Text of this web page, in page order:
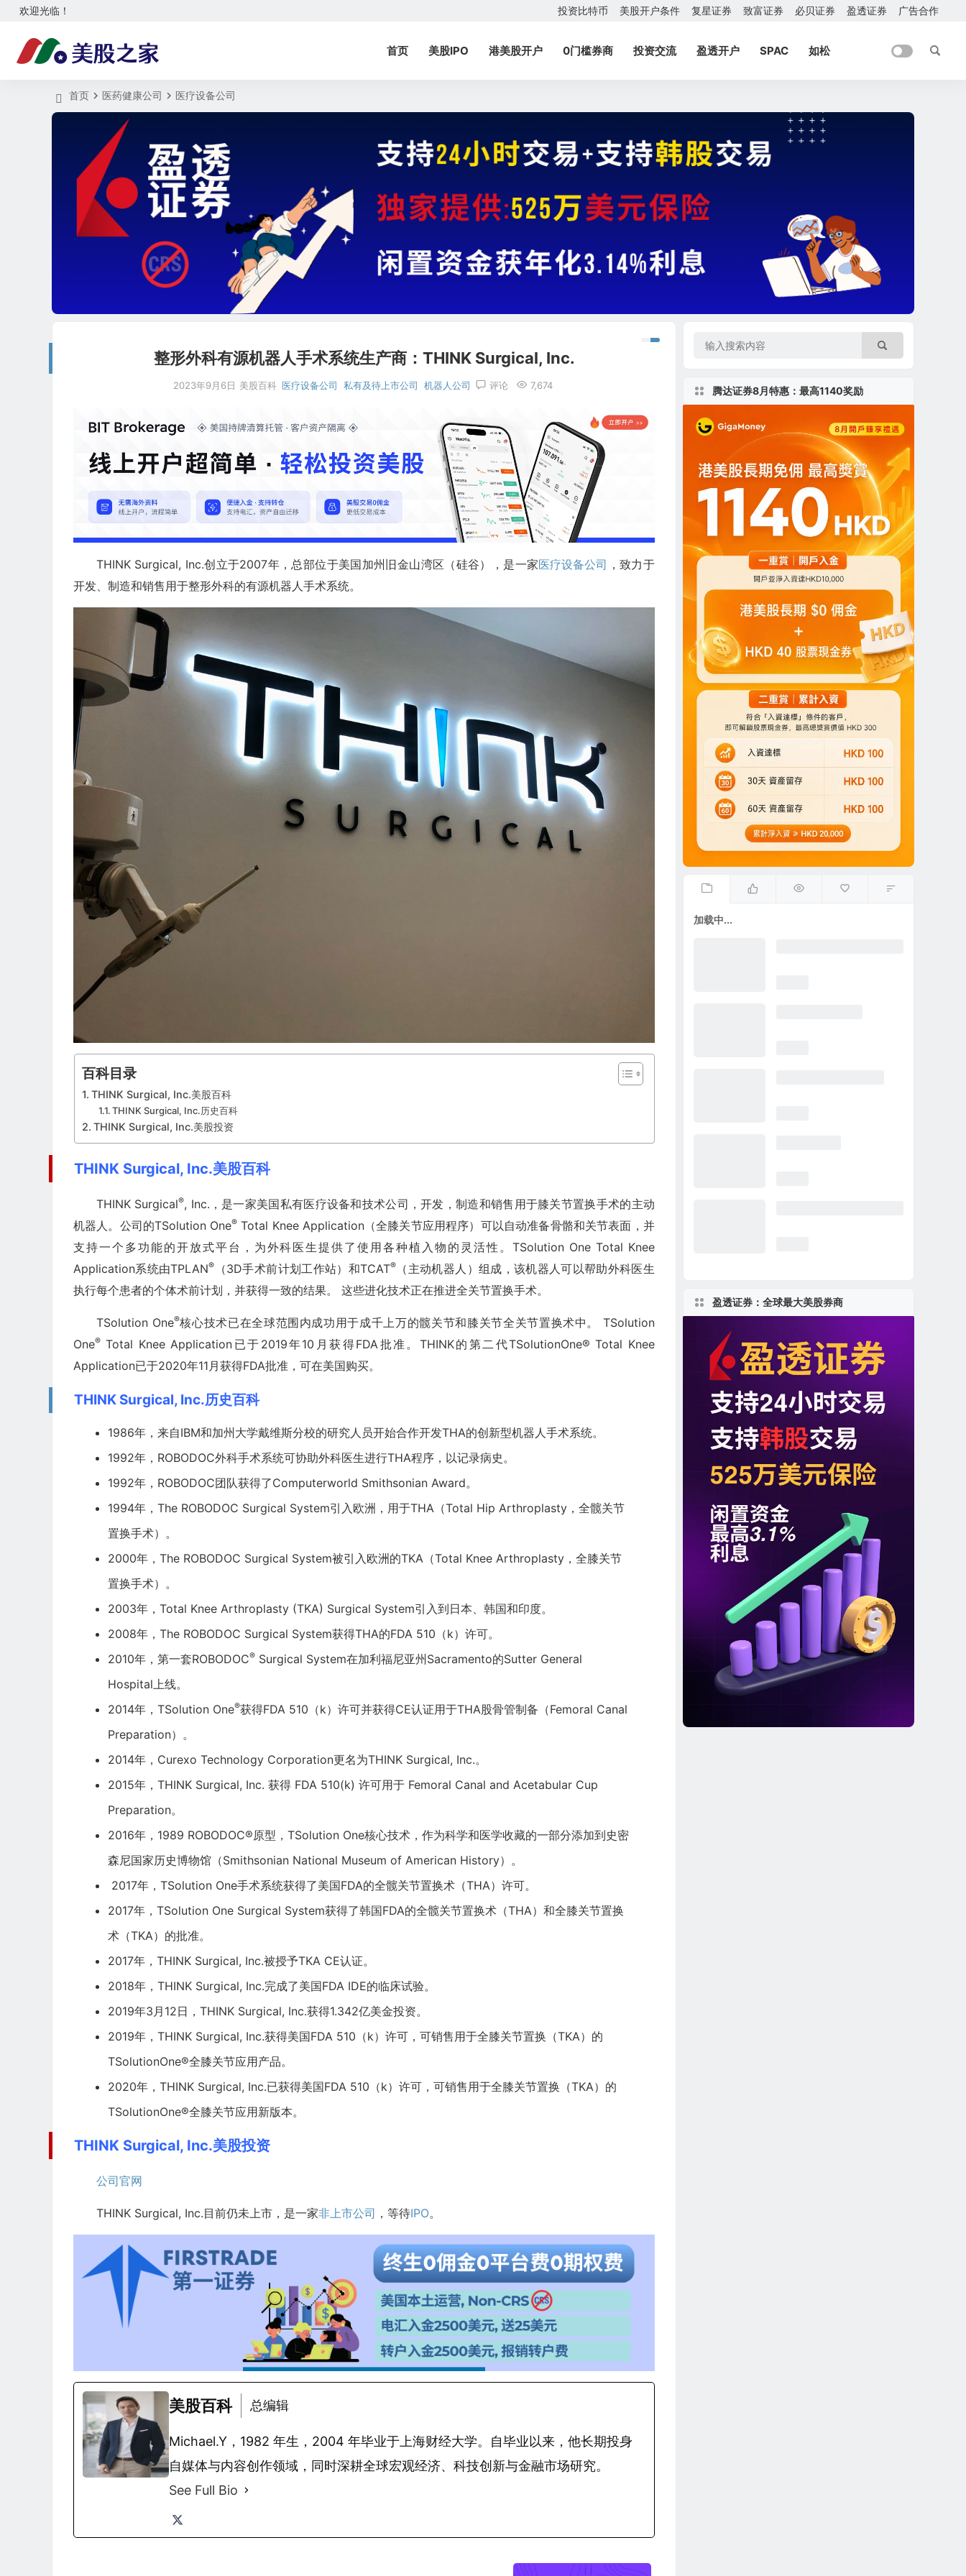
欢迎光临！ 投资比特币 美股开户条件 复星证券 致富证券 必贝证券 盈透证券 广告合作
首页 美股IPO 港美股开户 0门槛券商 投资交流 盈透开户 SPAC 如松
首页 医药健康公司 医疗设备公司
整形外科有源机器人手术系统生产商：THINK Surgical, Inc.
2023年9月6日 美股百科 医疗设备公司 私有及待上市公司 机器人公司 评论 7,674
THINK Surgical, Inc.创立于2007年，总部位于美国加州旧金山湾区（硅谷），是一家医疗设备公司 ，致力于
开发、制造和销售用于整形外科的有源机器人手术系统。
百科目录
THINK Surgical, Inc.美股百科
THINK Surgical, Inc.历史百科
THINK Surgical, Inc.美股投资
THINK Surgical, Inc.美股百科
THINK Surgical®, Inc.，是一家美国私有医疗设备和技术公司，开发，制造和销售用于膝关节置换手术的主动
机器人。公司的TSolution One® Total Knee Application（全膝关节应用程序）可以自动准备骨骼和关节表面，并
支持一个多功能的开放式平台，为外科医生提供了使用各种植入物的灵活性。TSolution One Total Knee
Application系统由TPLAN® （3D手术前计划工作站）和TCAT®
（主动机器人）组成，该机器人可以帮助外科医生
执行每个患者的个体术前计划，并获得一致的结果。 这些进化技术正在推进全关节置换手术。
TSolution One®核心技术已在全球范围内成功用于成千上万的髋关节和膝关节全关节置换术中。 TSolution
One® Total Knee Application已于2019年10月获得FDA批准。THINK的第二代TSolutionOne® Total Knee
Application已于2020年11月获得FDA批准，可在美国购买。
THINK Surgical, Inc.历史百科
1986年，来自IBM和加州大学戴维斯分校的研究人员开始合作开发THA的创新型机器人手术系统。
1992年，ROBODOC外科手术系统可协助外科医生进行THA程序，以记录病史。
1992年，ROBODOC团队获得了Computerworld Smithsonian Award。
1994年，The ROBODOC Surgical System引入欧洲，用于THA（Total Hip Arthroplasty，全髋关节
置换手术）。
2000年，The ROBODOC Surgical System被引入欧洲的TKA（Total Knee Arthroplasty，全膝关节
置换手术）。
2003年，Total Knee Arthroplasty (TKA) Surgical System引入到日本、韩国和印度。
2008年，The ROBODOC Surgical System获得THA的FDA 510（k）许可。
2010年，第一套ROBODOC® Surgical System在加利福尼亚州Sacramento的Sutter General
Hospital上线。
2014年，TSolution One®获得FDA 510（k）许可并获得CE认证用于THA股骨管制备（Femoral Canal
Preparation）。
2014年，Curexo Technology Corporation更名为THINK Surgical, Inc.。
2015年，THINK Surgical, Inc. 获得 FDA 510(k) 许可用于 Femoral Canal and Acetabular Cup
Preparation。
2016年，1989 ROBODOC®原型，TSolution One核心技术，作为科学和医学收藏的一部分添加到史密
森尼国家历史博物馆（Smithsonian National Museum of American History）。
2017年，TSolution One手术系统获得了美国FDA的全髋关节置换术（THA）许可。
2017年，TSolution One Surgical System获得了韩国FDA的全髋关节置换术（THA）和全膝关节置换
术（TKA）的批准。
2017年，THINK Surgical, Inc.被授予TKA CE认证。
2018年，THINK Surgical, Inc.完成了美国FDA IDE的临床试验。
2019年3月12日，THINK Surgical, Inc.获得1.342亿美金投资。
2019年，THINK Surgical, Inc.获得美国FDA 510（k）许可，可销售用于全膝关节置换（TKA）的
TSolutionOne®全膝关节应用产品。
2020年，THINK Surgical, Inc.已获得美国FDA 510（k）许可，可销售用于全膝关节置换（TKA）的
TSolutionOne®全膝关节应用新版本。
THINK Surgical, Inc.美股投资
公司官网
THINK Surgical, Inc.目前仍未上市，是一家非上市公司 ，等待IPO。
美股百科 总编辑
Michael.Y，1982 年生，2004 年毕业于上海财经大学。自毕业以来，他长期投身
自媒体与内容创作领域，同时深耕全球宏观经济、科技创新与金融市场研究。
See Full Bio
腾达证券8月特惠：最高1140奖励
加载中...
盈透证券：全球最大美股券商